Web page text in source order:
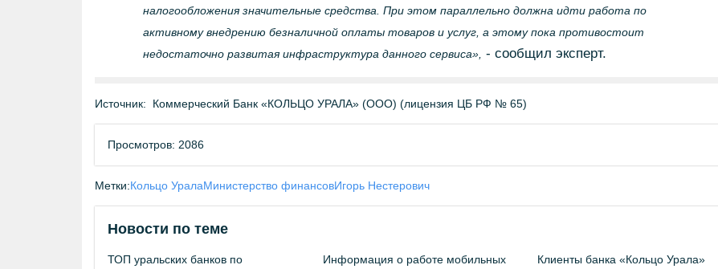
налогообложения значительные средства. При этом параллельно должна идти работа по
активному внедрению безналичной оплаты товаров и услуг, а этому пока противостоит
недостаточно развитая инфраструктура данного сервиса», - сообщил эксперт.
Источник: Коммерческий Банк «КОЛЬЦО УРАЛА» (ООО) (лицензия ЦБ РФ № 65)
Просмотров: 2086
Метки:Кольцо УралаМинистерство финансовИгорь Нестерович
Новости по теме
ТОП уральских банков по
Информация о работе мобильных
Клиенты банка «Кольцо Урала»